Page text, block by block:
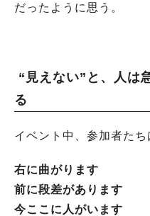
だったように思う。
“見えない”と、人は
る
イベント中、参加者たち
右に曲がります
前に段差があります
今ここに人がいます